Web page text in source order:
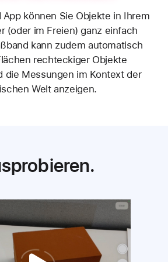
können Sie Objekte in Ihrem
(oder im Freien) ganz einfach
kann zudem automatisch
rechteckiger Objekte
die Messungen im Kontext der
Welt anzeigen.